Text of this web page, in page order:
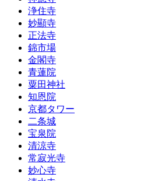
浄住寺
妙顯寺
正法寺
錦市場
金閣寺
青蓮院
粟田神社
知恩院
京都タワー
二条城
宝泉院
清涼寺
常寂光寺
妙心寺